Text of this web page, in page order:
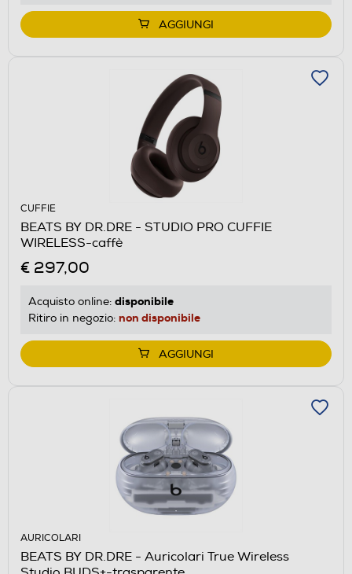
AGGIUNGI
CUFFIE
BEATS BY DR.DRE - STUDIO PRO CUFFIE
WIRELESS-caffè
€ 297,00
Acquisto online: disponibile
Ritiro in negozio: non disponibile
AGGIUNGI
AURICOLARI
BEATS BY DR.DRE - Auricolari True Wireless